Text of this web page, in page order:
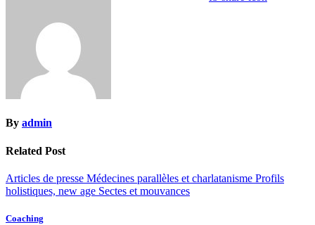
By admin
Related Post
Articles de presse Médecines parallèles et charlatanisme Profils
holistiques, new age Sectes et mouvances
Coaching